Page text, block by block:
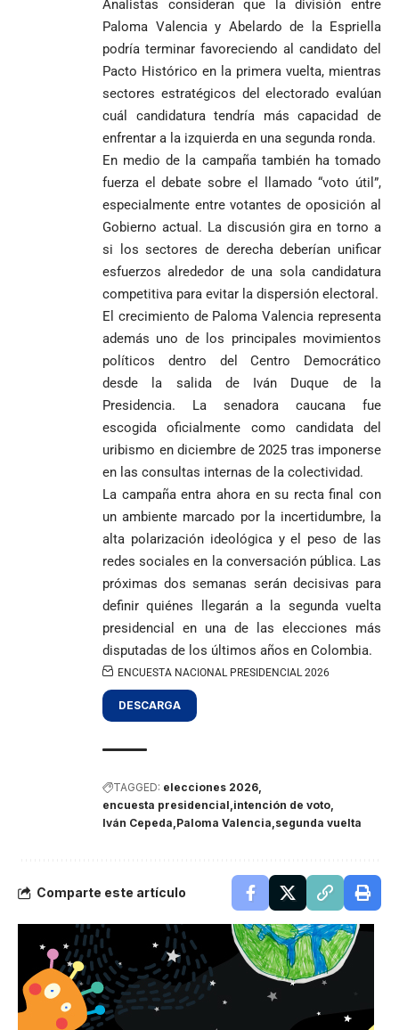
Analistas consideran que la división entre
Paloma Valencia y Abelardo de la Espriella
podría terminar favoreciendo al candidato del
Pacto Histórico en la primera vuelta, mientras
sectores estratégicos del electorado evalúan
cuál candidatura tendría más capacidad de
enfrentar a la izquierda en una segunda ronda.
En medio de la campaña también ha tomado
fuerza el debate sobre el llamado “voto útil”,
especialmente entre votantes de oposición al
Gobierno actual. La discusión gira en torno a
si los sectores de derecha deberían unificar
esfuerzos alrededor de una sola candidatura
competitiva para evitar la dispersión electoral.
El crecimiento de Paloma Valencia representa
además uno de los principales movimientos
políticos dentro del Centro Democrático
desde la salida de Iván Duque de la
Presidencia. La senadora caucana fue
escogida oficialmente como candidata del
uribismo en diciembre de 2025 tras imponerse
en las consultas internas de la colectividad.
La campaña entra ahora en su recta final con
un ambiente marcado por la incertidumbre, la
alta polarización ideológica y el peso de las
redes sociales en la conversación pública. Las
próximas dos semanas serán decisivas para
definir quiénes llegarán a la segunda vuelta
presidencial en una de las elecciones más
disputadas de los últimos años en Colombia.
ENCUESTA NACIONAL PRESIDENCIAL 2026
DESCARGA
TAGGED: elecciones 2026
encuesta presidencial intención de voto
Iván Cepeda Paloma Valencia segunda vuelta
Comparte este artículo